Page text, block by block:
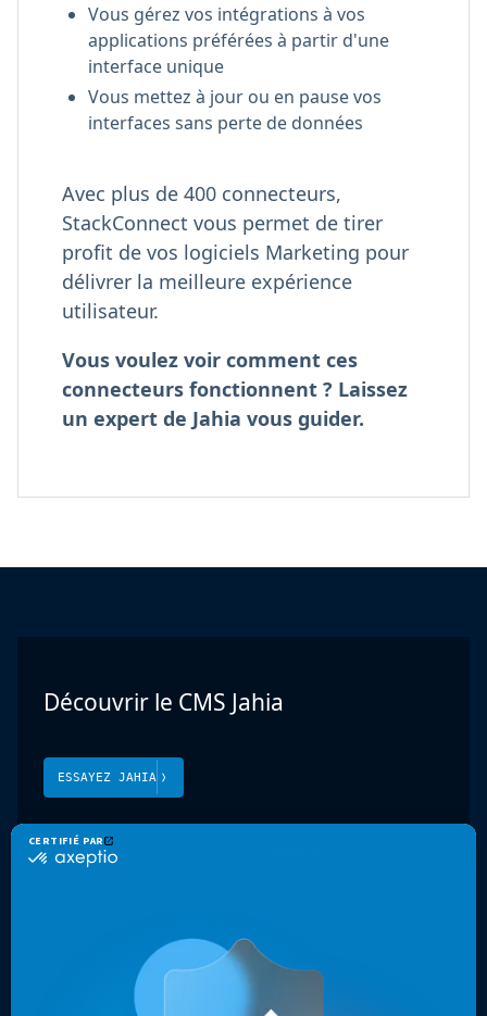
Vous gérez vos intégrations à vos
applications préférées à partir d'une
interface unique
Vous mettez à jour ou en pause vos
interfaces sans perte de données
Avec plus de 400 connecteurs,
StackConnect vous permet de tirer
profit de vos logiciels Marketing pour
délivrer la meilleure expérience
utilisateur.
Vous voulez voir comment ces
connecteurs fonctionnent ? Laissez
un expert de Jahia vous guider.
Découvrir le CMS Jahia
ESSAYEZ JAHIA
Produit
Jahia CMS
Présence mondiale
Expériences multicanales